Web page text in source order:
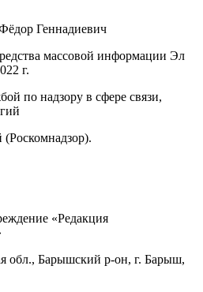
Геннадиевич
массовой информации Эл
г.
по надзору в сфере связи,
«Редакция
обл., Барышский р-он, г. Барыш,